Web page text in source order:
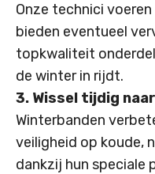
Onze technici
bieden eventueel
topkwaliteit
de winter in rijdt.
3. Wissel tijdig
Winterbanden
veiligheid op koude,
dankzij hun speciale